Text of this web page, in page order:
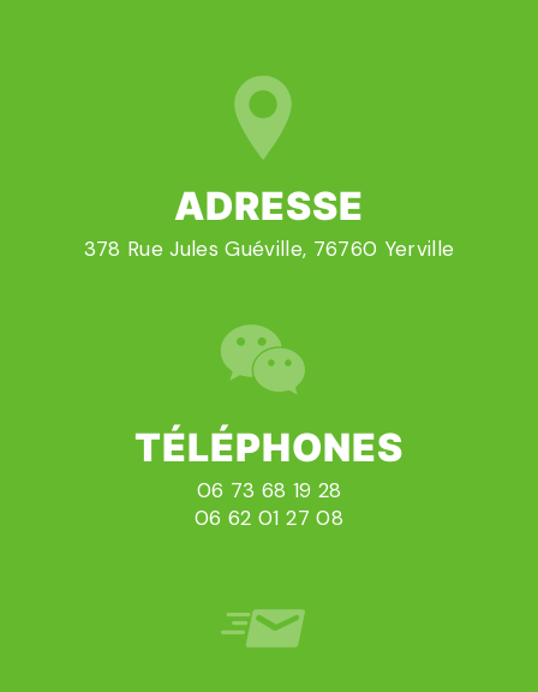
ADRESSE
378 Rue Jules Guéville, 76760 Yerville
TÉLÉPHONES
06 73 68 19 28
06 62 01 27 08